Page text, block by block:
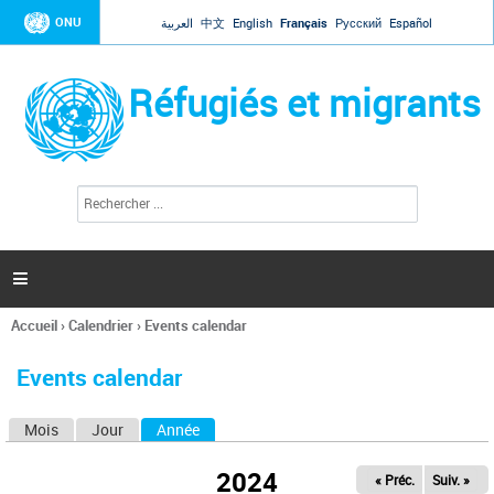
Jump to navigation
ONU العربية 中文 English Français Русский Español
Réfugiés et migrants
l
c
h
e

Vous
ici
Accueil›Calendrier› Events calendar
Events calendar
Mois Jour Année
2024 « Préc. Suiv. »